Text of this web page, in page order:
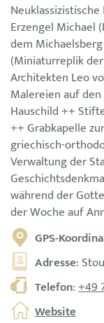
Erzengel Michael
dem
(Miniaturreplik
Architekten Leo
Malereien auf
Hauschild ++
++ Grabkapelle
griechisch-
Verwaltung der
während der
der Woche auf
GPS-
Adresse:
Telefon:+49
Website